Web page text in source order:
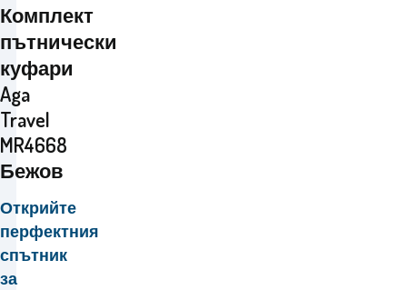
Комплект
пътнически
куфари
Aga
Travel
MR4668
Бежов
Открийте
перфектния
спътник
за